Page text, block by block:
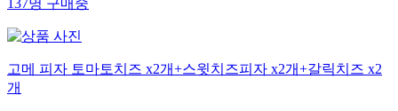
137명구매중
고메 피자 토마토치즈 x2개+스윗치즈피자 x2개+갈릭치즈 x2
개